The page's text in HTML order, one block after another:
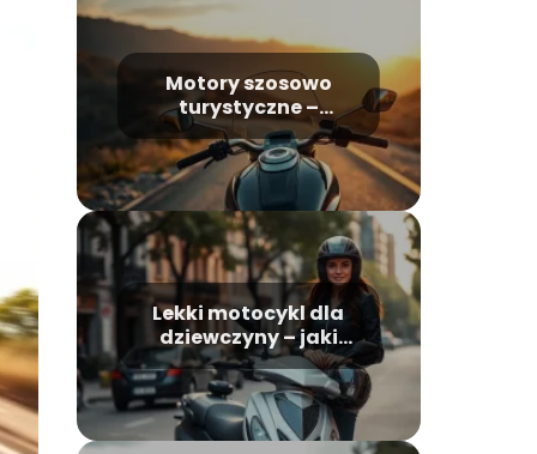
Motory szosowo
turystyczne –
najciekawsze
modele, który
wybrać?
Lekki motocykl dla
dziewczyny – jaki
model wybrać?